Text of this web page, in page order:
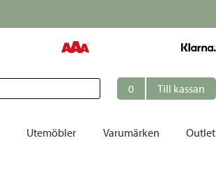
0 Till kassan
Utemöbler Varumärken Outlet